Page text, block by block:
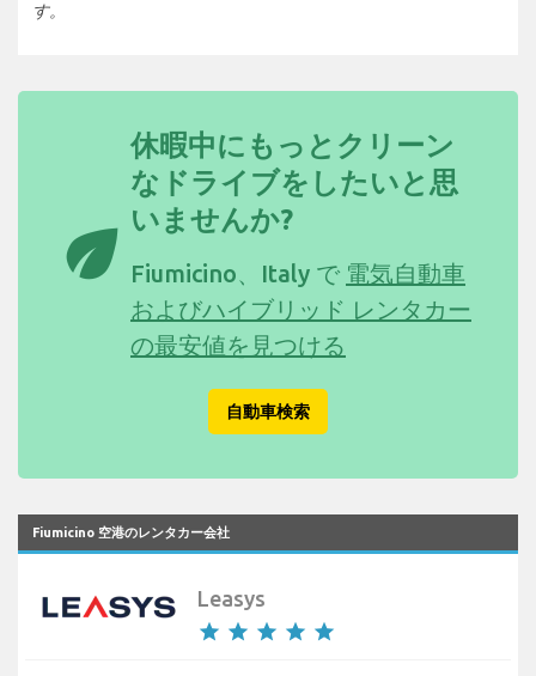
す。
eco
休暇中にもっとクリーン
なドライブをしたいと思
いませんか?
Fiumicino、Italy で 電気自動車
およびハイブリッド レンタカー
の最安値を見つける
自動車検索
Fiumicino 空港のレンタカー会社
Leasys
star star star star star